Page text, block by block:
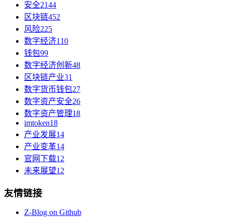
安全2144
区块链452
风险225
数字经济110
钱包99
数字经济创新48
区块链产业31
数字货币钱包27
数字资产安全26
数字资产管理18
imtoken18
产业发展14
产业变革14
官网下载12
未来展望12
友情链接
Z-Blog on Github